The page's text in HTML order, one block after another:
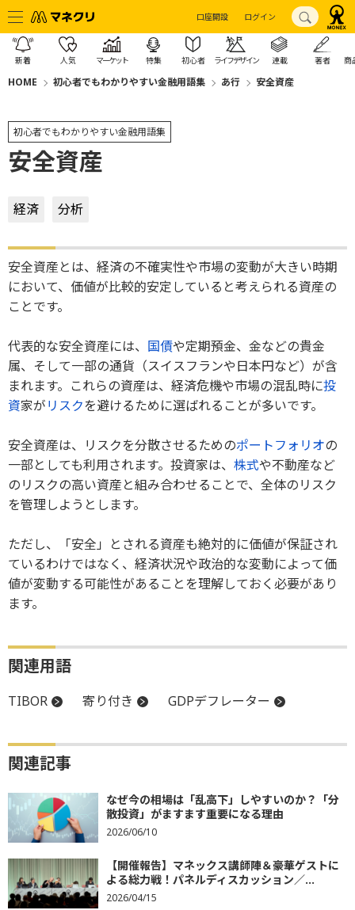
口座開設 ログイン
新着 人気 マーケット 特集 初心者 ライフデザイン 連載 著者 商
HOME 初心者でもわかりやすい金融用語集 あ行 安全資産
初心者でもわかりやすい金融用語集
安全資産
経済 分析
安全資産とは、経済の不確実性や市場の変動が大きい時期
において、価値が比較的安定していると考えられる資産の
ことです。
代表的な安全資産には、 国債や定期預金、金などの貴金
属、そして一部の通貨（スイスフランや日本円など）が含
まれます。これらの資産は、経済危機や市場の混乱時に投
資家がリスクを避けるために選ばれることが多いです。
安全資産は、リスクを分散させるためのポートフォリオの
一部としても利用されます。投資家は、 株式や不動産など
のリスクの高い資産と組み合わせることで、全体のリスク
を管理しようとします。
ただし、「安全」とされる資産も絶対的に価値が保証され
ているわけではなく、経済状況や政治的な変動によって価
値が変動する可能性があることを理解しておく必要があり
ます。
関連用語
TIBOR 寄り付き GDPデフレーター
関連記事
なぜ今の相場は「乱高下」しやすいのか？「分
散投資」がますます重要になる理由
2026/06/10
【開催報告】マネックス講師陣＆豪華ゲストに
よる総力戦！パネルディスカッション／...
2026/04/15